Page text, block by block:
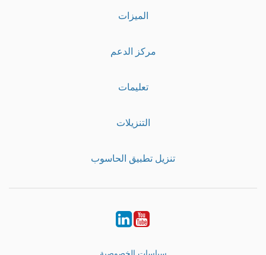
الميزات
مركز الدعم
تعليمات
التنزيلات
تنزيل تطبيق الحاسوب
Youtube
LinkedIn